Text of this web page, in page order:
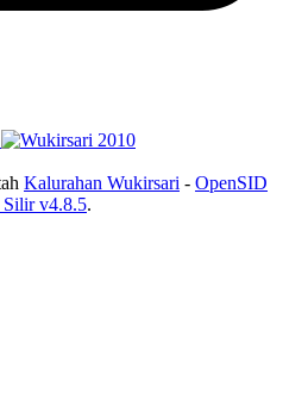
Kalurahan Wukirsari - OpenSID
Silir v4.8.5.